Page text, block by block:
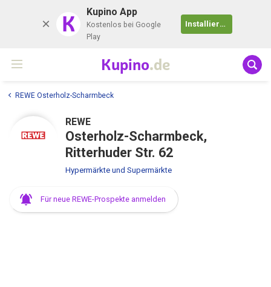
K Kupino App
Kostenlos bei Google
Play
Installieren
Kupino.de
REWE Osterholz-Scharmbeck
REWE
Osterholz-Scharmbeck,
Ritterhuder Str. 62
Hypermärkte und Supermärkte
Für neue REWE-Prospekte anmelden